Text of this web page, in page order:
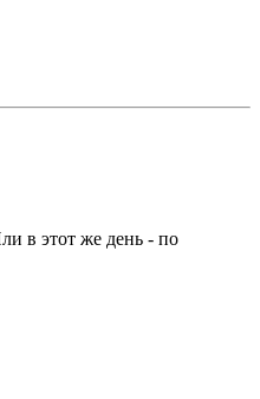
в этот же день - по